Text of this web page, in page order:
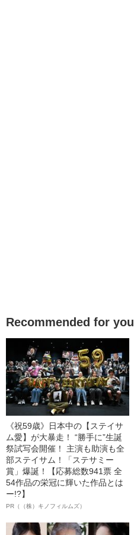
Recommended for you
《祝59歳》日本中の【ステイサ
ム愛】が大暴走！ “勝手に”生誕
祭試写会開催！ 主演も助演も全
部ステイサム！「ステサミー
賞」爆誕！【応募総数941票 全
54作品の栄冠に輝いた作品とは
ー!?】
PR（（株）キノフィルムズ）